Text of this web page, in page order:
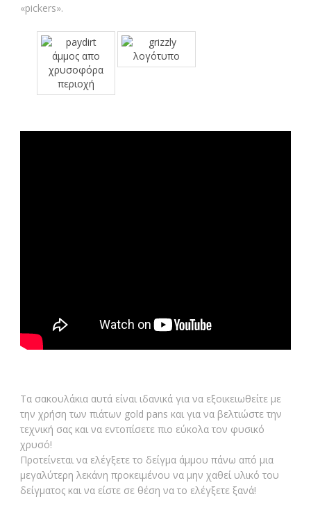
«pickers».
Τα σακουλάκια αυτά είναι ιδανικά για να εξοικειωθείτε με
την χρήση των πιάτων gold pans και για να βελτιώστε την
τεχνική σας και να εντοπίσετε πιο εύκολα τον φυσικό
χρυσό!
Προτείνεται να ελέγξετε το δείγμα άμμου πάνω από μια
μεγαλύτερη λεκάνη προκειμένου να μην χαθεί υλικό του
δείγματος και να είστε σε θέση να το ελέγξετε ξανά!